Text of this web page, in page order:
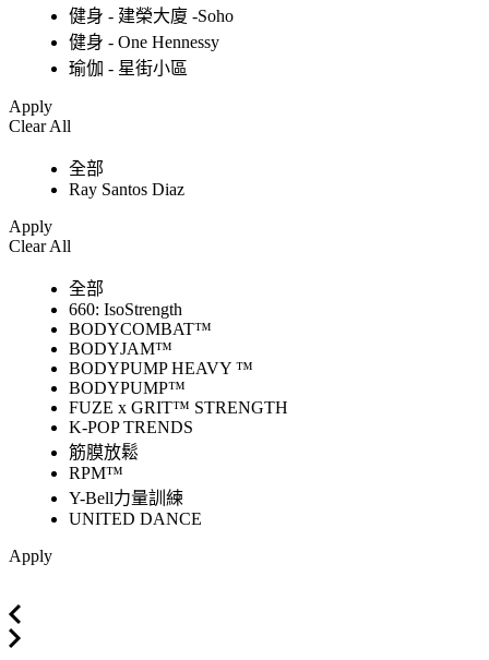
健身 - 建榮大廈 -Soho
健身 - One Hennessy
瑜伽 - 星街小區
Apply
Clear All
全部
Ray Santos Diaz
Apply
Clear All
全部
660: IsoStrength
BODYCOMBAT™
BODYJAM™
BODYPUMP HEAVY ™
BODYPUMP™
FUZE x GRIT™ STRENGTH
K-POP TRENDS
筋膜放鬆
RPM™
Y-Bell力量訓練
UNITED DANCE
Apply